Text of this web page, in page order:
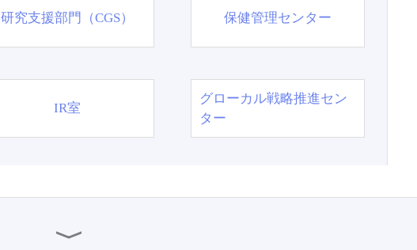
研究支援部門（CGS） 保健管理センター
IR室
グローカル戦略推進セン
ター